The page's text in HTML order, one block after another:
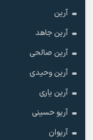
آرین
آرین جاهد
آرین صالحی
آرین وحیدی
آرین یاری
آریو حسینی
آریوان